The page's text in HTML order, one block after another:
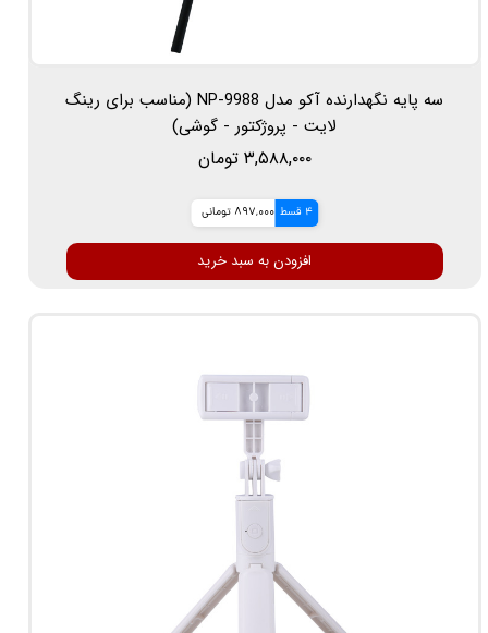
سه پایه نگهدارنده آکو مدل NP-9988 (مناسب برای رینگ
لایت - پروژکتور - گوشی)
۳,۵۸۸,۰۰۰ تومان
4 قسط 897,000 تومانی
افزودن به سبد خرید